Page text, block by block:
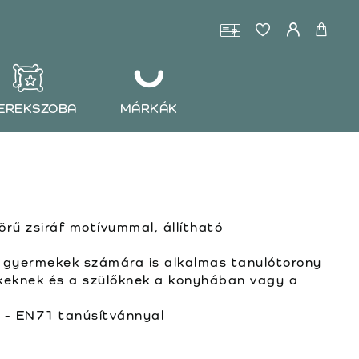
MÁRKÁK
zsiráf motívummal, állítható
számára is alkalmas tanulótorony
és a szülőknek a konyhában vagy a
EN71 tanúsítvánnyal